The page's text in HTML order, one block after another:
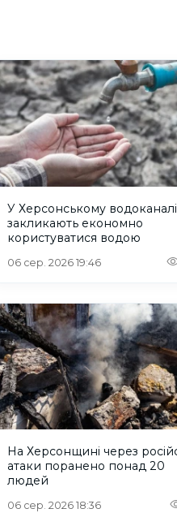
У Херсонському водоканалі
закликають економно
користуватися водою
06 сер. 2026 19:46
На Херсонщині через
атаки поранено понад 20
людей
06 сер. 2026 18:36